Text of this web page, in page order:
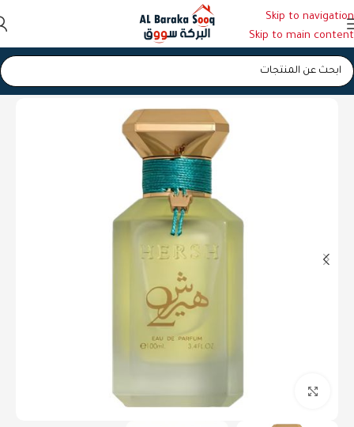
Skip to navigation
Skip to main content
الرئيسية/عطور/عطور رجالية